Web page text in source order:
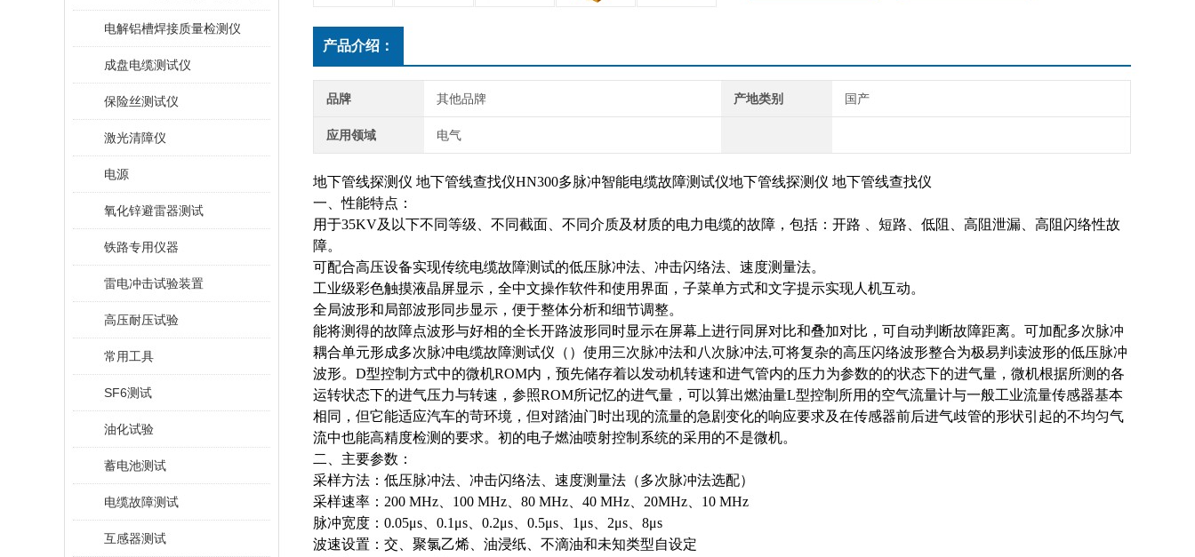
电解铝槽焊接质量检测仪
成盘电缆测试仪
保险丝测试仪
激光清障仪
电源
氧化锌避雷器测试
铁路专用仪器
雷电冲击试验装置
高压耐压试验
常用工具
SF6测试
油化试验
蓄电池测试
电缆故障测试
互感器测试
产品介绍：
品牌 其他品牌 产地类别 国产
应用领域 电气
地下管线探测仪 地下管线查找仪HN300多脉冲智能电缆故障测试仪地下管线探测仪 地下管线查找仪
一、性能特点：
用于35KV及以下不同等级、不同截面、不同介质及材质的电力电缆的故障，包括：开路 、短路、低阻、高阻泄漏、高阻闪络性故
障。
可配合高压设备实现传统电缆故障测试的低压脉冲法、冲击闪络法、速度测量法。
工业级彩色触摸液晶屏显示，全中文操作软件和使用界面，子菜单方式和文字提示实现人机互动。
全局波形和局部波形同步显示，便于整体分析和细节调整。
能将测得的故障点波形与好相的全长开路波形同时显示在屏幕上进行同屏对比和叠加对比，可自动判断故障距离。 可加配多次脉冲
耦合单元形成多次脉冲电缆故障测试仪（）使用三次脉冲法和八次脉冲法,可将复杂的高压闪络波形整合为极易判读波形的低压脉冲
波形。D型控制方式中的微机ROM内，预先储存着以发动机转速和进气管内的压力为参数的的状态下的进气量，微机根据所测的各
运转状态下的进气压力与转速，参照ROM所记忆的进气量，可以算出燃油量L型控制所用的空气流量计与一般工业流量传感器基本
相同，但它能适应汽车的苛环境，但对踏油门时出现的流量的急剧变化的响应要求及在传感器前后进气歧管的形状引起的不均匀气
流中也能高精度检测的要求。初的电子燃油喷射控制系统的采用的不是微机。
二、主要参数：
采样方法：低压脉冲法、冲击闪络法、速度测量法（多次脉冲法选配）
采样速率： 200 MHz 100 MHz 80 MHz 40 MHz 20MHz
10 MHz
脉冲宽度： 0.05μs 0.1 μs 0.2μs 0.5μs 1 μs 2μs 8μs
波速设置：交、聚氯乙烯、油浸纸、不滴油和未知类型自设定